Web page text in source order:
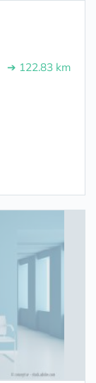
➔ 122.83 km